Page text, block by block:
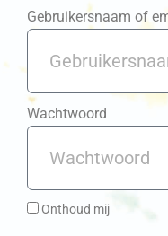
Gebruikersnaam of
Wachtwoord
Onthoud mij